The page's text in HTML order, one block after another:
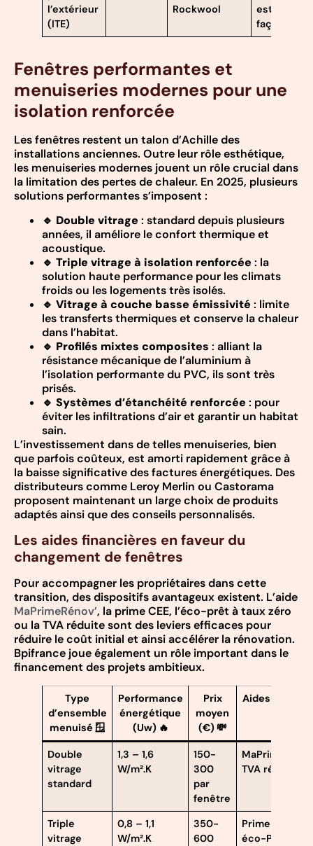
l’extérieur
(ITE)
Rockwool
esthétique
façade
Fenêtres performantes et
menuiseries modernes pour une
isolation renforcée
Les fenêtres restent un talon d’Achille des
installations anciennes. Outre leur rôle esthétique,
les menuiseries modernes jouent un rôle crucial dans
la limitation des pertes de chaleur. En 2025, plusieurs
solutions performantes s’imposent :
🔹 Double vitrage : standard depuis plusieurs
années, il améliore le confort thermique et
acoustique.
🔹 Triple vitrage à isolation renforcée : la
solution haute performance pour les climats
froids ou les logements très isolés.
🔹 Vitrage à couche basse émissivité : limite
les transferts thermiques et conserve la chaleur
dans l’habitat.
🔹 Profilés mixtes composites : alliant la
résistance mécanique de l’aluminium à
l’isolation performante du PVC, ils sont très
prisés.
🔹 Systèmes d’étanchéité renforcée : pour
éviter les infiltrations d’air et garantir un habitat
sain.
L’investissement dans de telles menuiseries, bien
que parfois coûteux, est amorti rapidement grâce à
la baisse significative des factures énergétiques. Des
distributeurs comme Leroy Merlin ou Castorama
proposent maintenant un large choix de produits
adaptés ainsi que des conseils personnalisés.
Les aides financières en faveur du
changement de fenêtres
Pour accompagner les propriétaires dans cette
transition, des dispositifs avantageux existent. L’aide
MaPrimeRénov’, la prime CEE, l’éco-prêt à taux zéro
ou la TVA réduite sont des leviers efficaces pour
réduire le coût initial et ainsi accélérer la rénovation.
Bpifrance joue également un rôle important dans le
financement des projets ambitieux.
Type
d’ensemble
menuisé 🪟
Performance
énergétique
(Uw) 🔥
Prix
moyen
(€) 💸
Aides
Double
vitrage
standard
1,3 – 1,6
W/m².K
150-
300
par
fenêtre
TVA réduite
Triple
vitrage
0,8 – 1,1
W/m².K
350-
600
Prime CEE,
éco-PTZ